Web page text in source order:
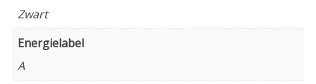
Zwart
Energielabel
A